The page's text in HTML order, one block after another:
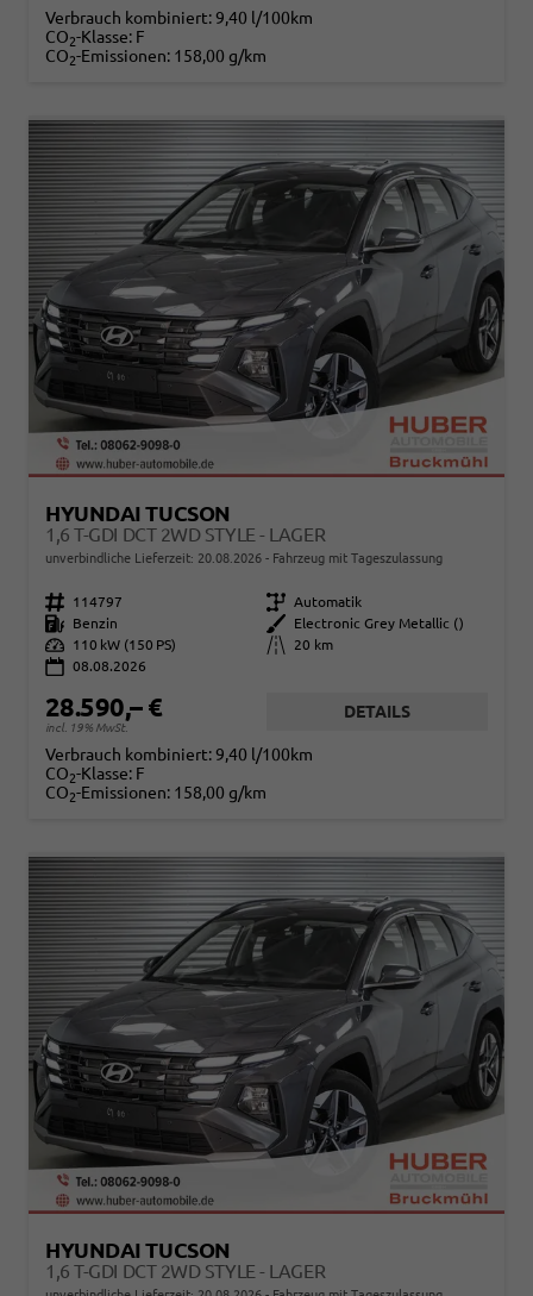
Verbrauch kombiniert: 9,40 l/100km
CO2-Klasse: F
CO2-Emissionen: 158,00 g/km
HYUNDAI TUCSON
1,6 T-GDI DCT 2WD STYLE - LAGER
unverbindliche Lieferzeit: 20.08.2026 Fahrzeug mit Tageszulassung
Fahrzeugnr. 114797 Getriebe Automatik
Kraftstoff
Benzin Außenfarbe
Electronic Grey Metallic ()
Leistung
110 kW (150 PS) Kilometerstand
20 km
08.08.2026
28.590,– €
incl. 19% MwSt.
DETAILS
Verbrauch kombiniert: 9,40 l/100km
CO2-Klasse: F
CO2-Emissionen: 158,00 g/km
HYUNDAI TUCSON
1,6 T-GDI DCT 2WD STYLE - LAGER